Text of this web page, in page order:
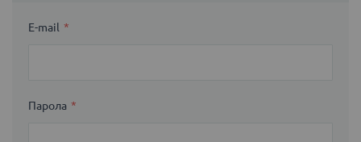
E-mail
Парола